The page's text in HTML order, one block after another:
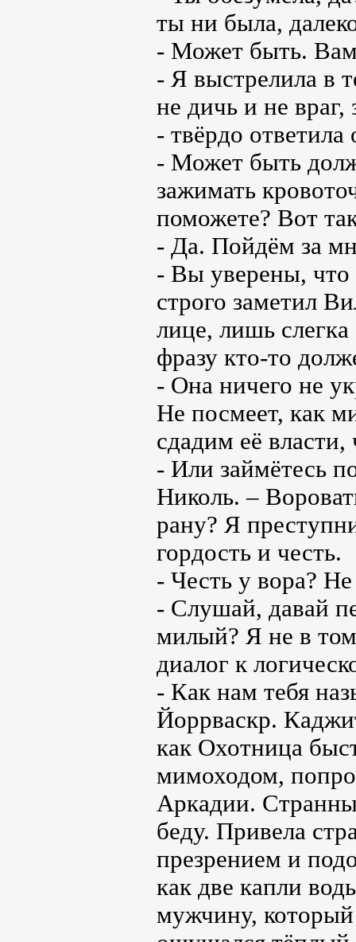
ты ни была,
- Может быть. Вам
- Я выстрелила в
не дичь и не
- твёрдо ответила
- Может быть
зажимать
поможете? Вот
- Да. Пойдём за
- Вы уверены, что
строго заметил
лице, лишь
фразу кто-то
- Она ничего не
Не посмеет, как
сдадим её
- Или займётесь
Николь. –
рану? Я
гордость и честь.
- Честь у вора?
- Слушай, давай
милый? Я не в том
диалог к
- Как нам тебя
Йоррваскр.
как Охотница
мимоходом,
Аркадии.
беду. Привела
презрением и
как две капли
мужчину,